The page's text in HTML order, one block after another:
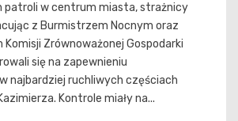
patroli w centrum miasta, strażnicy
z Burmistrzem Nocnym oraz
Zrównoważonej Gospodarki
się na zapewnieniu
najbardziej ruchliwych częściach
Kontrole miały na...